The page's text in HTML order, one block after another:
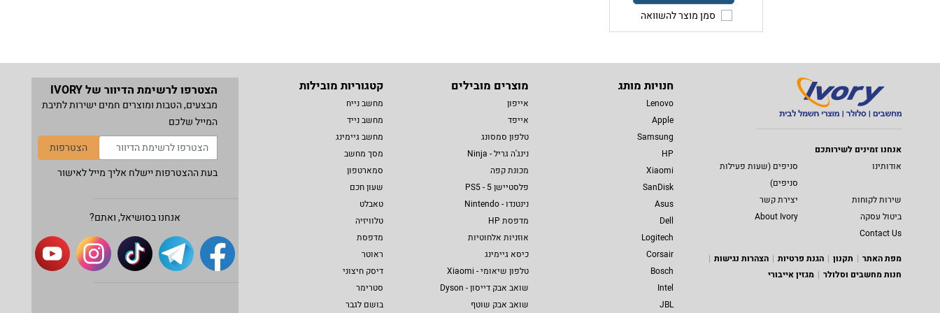
סמן מוצר להשוואה
אנחנו זמינים לשירותכם
אודותינו
סניפים (שעות פעילות
סניפים)
שירות לקוחות
יצירת קשר
ביטול עסקה
About Ivory
Contact Us
מפת האתר
תקנון הגנת פרטיות
הצהרות נגישות
חנות מחשבים וסלולר
מגזין אייבורי
חנויות מותג
Lenovo
Apple
Samsung
HP
Xiaomi
SanDisk
Asus
Dell
Logitech
Corsair
Bosch
Intel
JBL
מוצרים מובילים
אייפון
אייפד
טלפון סמסונג
נינג'ה גריל - Ninja
מכונת קפה
פלסטיישן 5 - PS5
נינטנדו - Nintendo
מדפסת HP
אוזניות אלחוטיות
כיסא גיימינג
טלפון שיאומי - Xiaomi
שואב אבק דייסון - Dyson
שואב אבק שוטף
קטגוריות מובילות
מחשב נייח
מחשב נייד
מחשב גיימינג
מסך מחשב
סמארטפון
שעון חכם
טאבלט
טלוויזיה
מדפסת
ראוטר
דיסק חיצוני
סטרימר
בושם לגבר
הצטרפו לרשימת הדיוור של IVORY
מבצעים, הטבות ומוצרים חמים ישירות לתיבת
המייל שלכם
הצטרפות
בעת ההצטרפות יישלח אליך מייל לאישור
אנחנו בסושיאל, ואתם?